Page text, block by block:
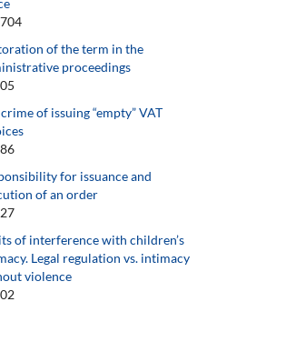
of the term in the
proceedings
of issuing “empty” VAT
for issuance and
of an order
of interference with children’s
Legal regulation vs. intimacy
violence